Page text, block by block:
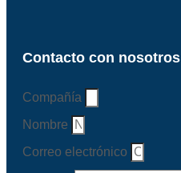
Contacto con nosotros
Compañía
Nombre
Correo electrónico